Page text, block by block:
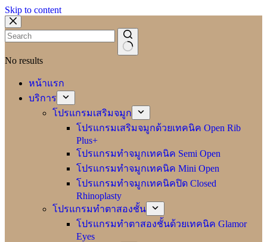
Skip to content
No results
หน้าแรก
บริการ
โปรแกรมเสริมจมูก
โปรแกรมเสริมจมูกด้วยเทคนิค Open Rib
Plus+
โปรแกรมทำจมูกเทคนิค Semi Open
โปรแกรมทำจมูกเทคนิค Mini Open
โปรแกรมทำจมูกเทคนิคปิด Closed
Rhinoplasty
โปรแกรมทำตาสองชั้น
โปรแกรมทำตาสองชั้นด้วยเทคนิค Glamor
Eyes